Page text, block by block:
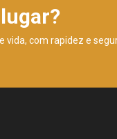
vida, com rapidez e